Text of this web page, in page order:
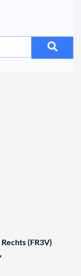
(FR3V)